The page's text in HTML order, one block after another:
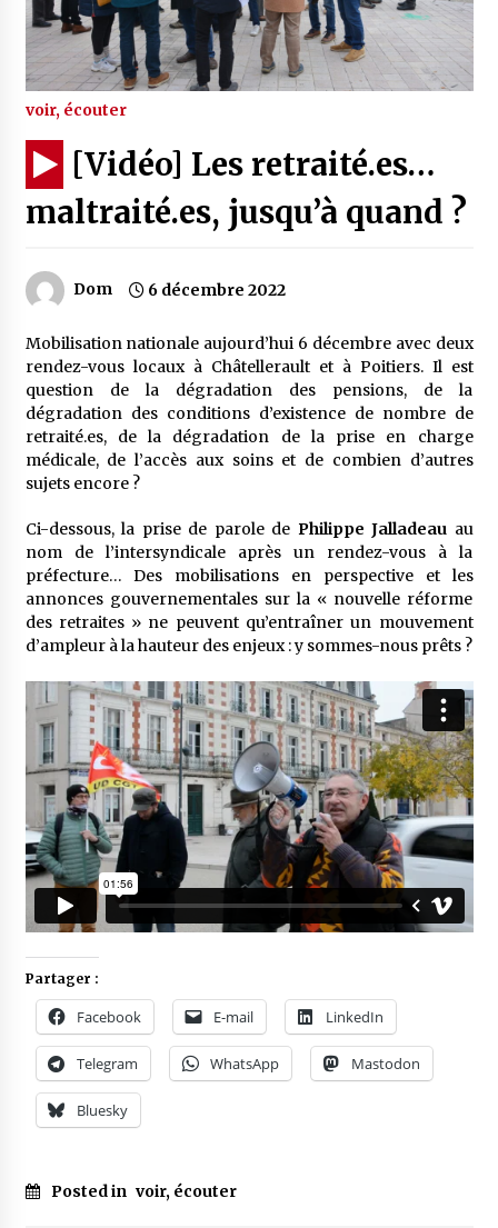
voir, écouter
[Vidéo] Les retraité.es…
maltraité.es, jusqu’à quand ?
Dom 6 décembre 2022
Mobilisation nationale aujourd’hui 6 décembre avec deux
rendez-vous locaux à Châtellerault et à Poitiers. Il est
question de la dégradation des pensions, de la
dégradation des conditions d’existence de nombre de
retraité.es, de la dégradation de la prise en charge
médicale, de l’accès aux soins et de combien d’autres
sujets encore ?
Ci-dessous, la prise de parole de Philippe Jalladeau au
nom de l’intersyndicale après un rendez-vous à la
préfecture… Des mobilisations en perspective et les
annonces gouvernementales sur la « nouvelle réforme
des retraites » ne peuvent qu’entraîner un mouvement
d’ampleur à la hauteur des enjeux : y sommes-nous prêts ?
Partager :
Facebook E-mail LinkedIn
Telegram WhatsApp Mastodon
Bluesky
Posted in voir, écouter